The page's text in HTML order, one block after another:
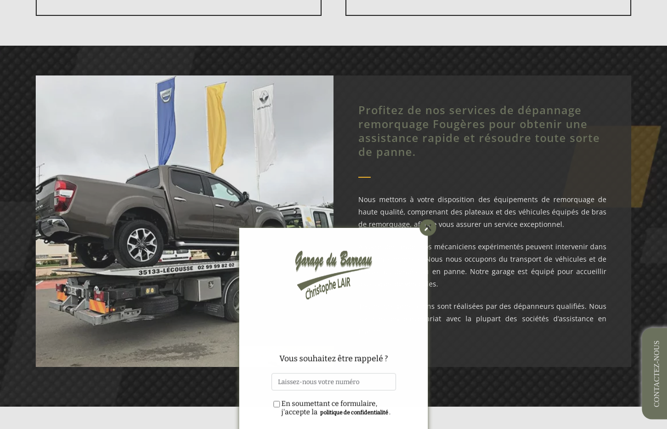
Profitez de nos services de dépannage
remorquage Fougères pour obtenir une
assistance rapide et résoudre toute sorte
de panne.
Nous mettons à votre disposition des équipements de remorquage de
haute qualité, comprenant des plateaux et des véhicules équipés de bras
de remorquage, afin de vous assurer un service exceptionnel.
À votre demande, nos mécaniciens expérimentés peuvent intervenir dans
différents endroits. Nous nous occupons du transport de véhicules et de
motos accidentés ou en panne. Notre garage est équipé pour accueillir
tous types de véhicules.
Toutes nos prestations sont réalisées par des dépanneurs qualifiés. Nous
sommes en partenariat avec la plupart des sociétés d’assistance en
CONTACTEZ-NOUS
Vous souhaitez être rappelé ?
En soumettant ce formulaire,
j'accepte la politique de confidentialité .